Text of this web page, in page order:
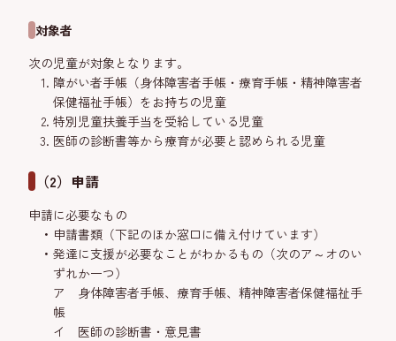
対象者
次の児童が対象となります。
障がい者手帳（身体障害者手帳・療育手帳・精神障害者
保健福祉手帳）をお持ちの児童
特別児童扶養手当を受給している児童
医師の診断書等から療育が必要と認められる児童
（2）申請
申請に必要なもの
申請書類（下記のほか窓口に備え付けています）
発達に支援が必要なことがわかるもの（次のア～オのい
ずれか一つ）
ア 身体障害者手帳、療育手帳、精神障害者保健福祉手
帳
イ 医師の診断書・意見書